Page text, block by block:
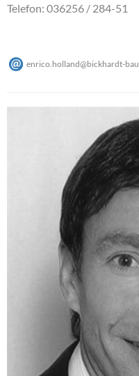
Telefon: 036256 / 284-51
enrico.holland@bickhardt-bau